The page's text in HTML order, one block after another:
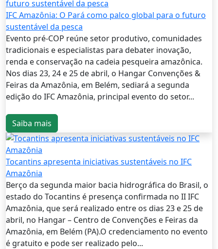
IFC Amazônia: O Pará como palco global para o futuro
sustentável da pesca
Evento pré-COP reúne setor produtivo, comunidades
tradicionais e especialistas para debater inovação,
renda e conservação na cadeia pesqueira amazônica.
Nos dias 23, 24 e 25 de abril, o Hangar Convenções &
Feiras da Amazônia, em Belém, sediará a segunda
edição do IFC Amazônia, principal evento do setor...
Saiba mais
Tocantins apresenta iniciativas sustentáveis no IFC
Amazônia
Berço da segunda maior bacia hidrográfica do Brasil, o
estado do Tocantins é presença confirmada no II IFC
Amazônia, que será realizado entre os dias 23 e 25 de
abril, no Hangar – Centro de Convenções e Feiras da
Amazônia, em Belém (PA).O credenciamento no evento
é gratuito e pode ser realizado pelo...